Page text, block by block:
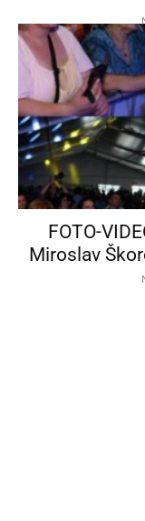
FOTO-
Miroslav